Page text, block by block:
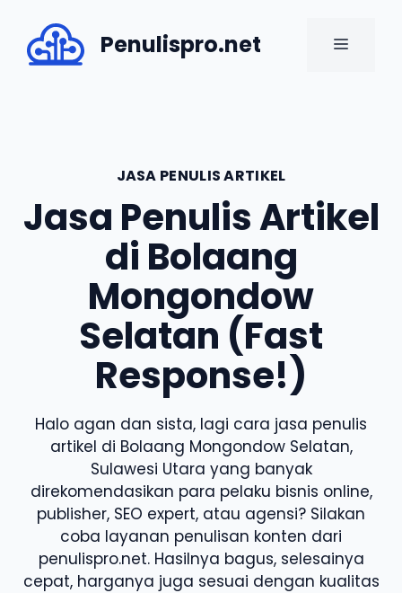
content
Penulispro.net MENU
JASA PENULIS ARTIKEL
Jasa Penulis Artikel
di Bolaang
Mongondow
Selatan (Fast
Response!)
Halo agan dan sista, lagi cara jasa penulis
artikel di Bolaang Mongondow Selatan,
Sulawesi Utara yang banyak
direkomendasikan para pelaku bisnis online,
publisher, SEO expert, atau agensi? Silakan
coba layanan penulisan konten dari
penulispro.net. Hasilnya bagus, selesainya
cepat, harganya juga sesuai dengan kualitas